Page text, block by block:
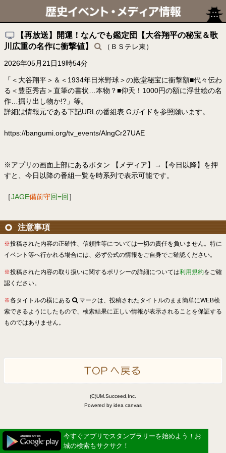
【再放送】開運！なんでも鑑定団【大谷翔平の秘宝＆歌
川広重の名作に衝撃値】
（ＢＳテレ東）
2026年05月21日19時54分
「＜大谷翔平＞＆＜1934年日米野球＞の殿堂秘宝に衝撃額■代々伝わ
る＜豊臣秀吉＞直筆の書状…本物？■仰天！1000円の額に浮世絵の名
作…掘り出し物か!?」等。
詳細は情報元である下記URLの番組表.Gガイドを参照願います。
https://bangumi.org/tv_events/AlngCr27UAE
※アプリの画面上部にあるボタン 【メディア】→【今日以降】を押
すと、今日以降の番組一覧を時系列で表示可能です。
［JAGE備前守回=回 ］
注意事項
※投稿された内容の正確性、信頼性等については一切の責任を負いません。特に
イベント等へ行かれる場合には、必ず公式の情報をご自身でご確認ください。
※投稿された内容の取り扱いに関するポリシーの詳細については利用規約をご確
認ください。
※各タイトルの横にある
マークは、投稿されたタイトルのまま簡単にWEB検
索できるようにしたもので、検索結果に正しい情報が表示されることを保証する
ものではありません。
(C)UM.Succeed,Inc.
Powered by idea canvas
今すぐアプリでスタンプラリーを始めよう！お
城の検索もサクサク！